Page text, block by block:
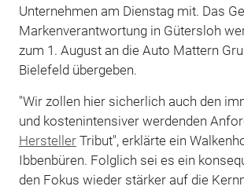
Unternehmen am Dienstag mit. Das
Markenverantwortung in Gütersloh
zum 1. August an die Auto Mattern
Bielefeld übergeben.
"Wir zollen hier sicherlich auch den
und kostenintensiver werdenden
HerstellerTribut", erklärte ein
Ibbenbüren. Folglich sei es ein
den Fokus wieder stärker auf die